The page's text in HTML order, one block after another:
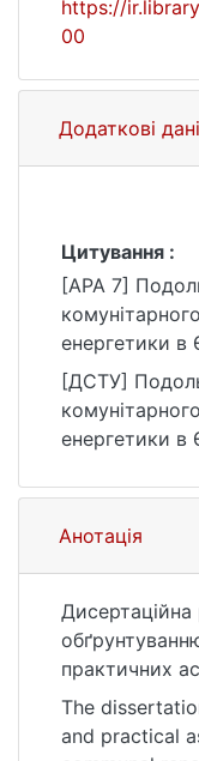
https://
00
Додаткові
Цитування :
[APA 7]
енергетики
д-ра філос.,
університет
eKNUTSHIR.
https://
00
[ДСТУ]
енергетики в
Київ, 2023.
https://
00 (дата
Анотація
практичних
енергетики в
Робота
The
and practical